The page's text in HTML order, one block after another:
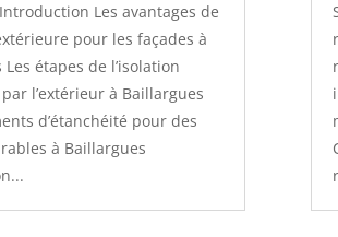
Les avantages de
pour les façades à
étapes de l’isolation
l’extérieur à Baillargues
d’étanchéité pour des
à Baillargues